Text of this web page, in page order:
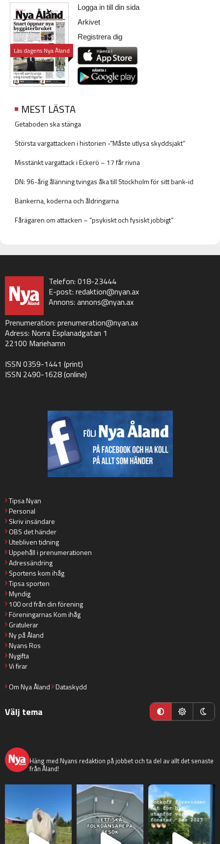
Läs dagens Nya Åland
Logga in till din sida
Arkivet
Registrera dig
MEST LÄSTA
Getaboden ska stänga
Största vargattacken i historien -”Måste utlysa skyddsjakt”
Misstänkt vargattack i Eckerö – 17 får rivna
DN: 96-årig ålänning tvingas åka till Stockholm för sitt bank-id
Bankerna, koderna och åldringarna
Fårägaren om attacken – ”psykiskt och fysiskt jobbigt”
Telefon: 018-23444
E-post: redaktion@nyan.ax
Annons: annons@nyan.ax
Prenumeration: prenumeration@nyan.ax
Adress: Norra Esplanadgatan 1
22100 Mariehamn
ISSN 0359-1441 (print)
ISSN 2490-1628 (online)
Tipsa Nyan
Personal
Skriv insändare
OBS det händer
Utebliven tidning
Uppehåll i prenumerationen
Adressändring
Sportens kom ihåg
Tipsa sporten
Myndig
100 ord från din förening
Föreningarnas Kom ihåg
Gratulerar
Ny på Åland
Nyans Ros
Nygifta
Vi firar
Om Nya Åland Dataskydd
Välj tema
Häng med Nyans redaktion på jobbet och ta del av allt det senaste
från Åland!